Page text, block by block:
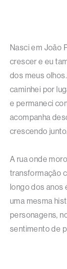
Nasci em João
crescer e eu
dos meus
caminhei por
e permaneci
acompanha
crescendo
A rua onde
transformação
longo dos anos
uma mesma
personagens,
sentimento de